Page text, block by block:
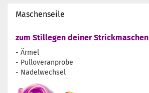
Maschenseile
zum Stillegen deiner Strickmaschen
- Ärmel
- Pulloveranprobe
- Nadelwechsel